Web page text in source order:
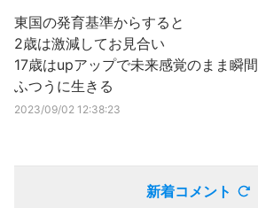
東国の発育基準からすると
2歳は激減してお見合い
17歳はupアップで未来感覚のまま瞬間
ふつうに生きる
2023/09/02 12:38:23
新着コメント